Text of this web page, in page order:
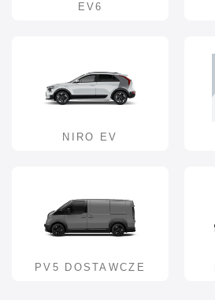
EV6
NIRO EV
PV5 DOSTAWCZE